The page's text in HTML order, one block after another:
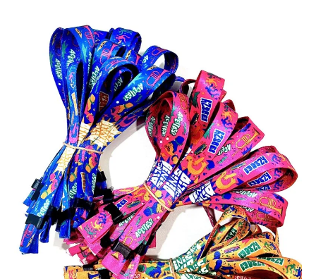
AlternativaCard fabrica carteirinhas
para membros com dados
personalizados como nome, foto,
endereço, filiação e demais
informações que você desejar
Vale destacar que possuímos uma grande infinidade de modelos
disponíveis, permitindo que você escolha aquele que melhor se
adapta ao formato e necessidade da sua igreja. Assim, é possível
personalizar totalmente o material de acordo com sua
organização.
Assim, sua igreja consegue fidelizar melhor os membros e utilizar
os cartões em diversas ações, como evangelização em hospitais,
casas de acolhimento, projetos sociais e missões no exterior.